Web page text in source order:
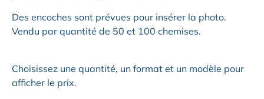
Des encoches sont prévues pour insérer la photo.
Vendu par quantité de 50 et 100 chemises.
Choisissez une quantité, un format et un modèle pour
afficher le prix.